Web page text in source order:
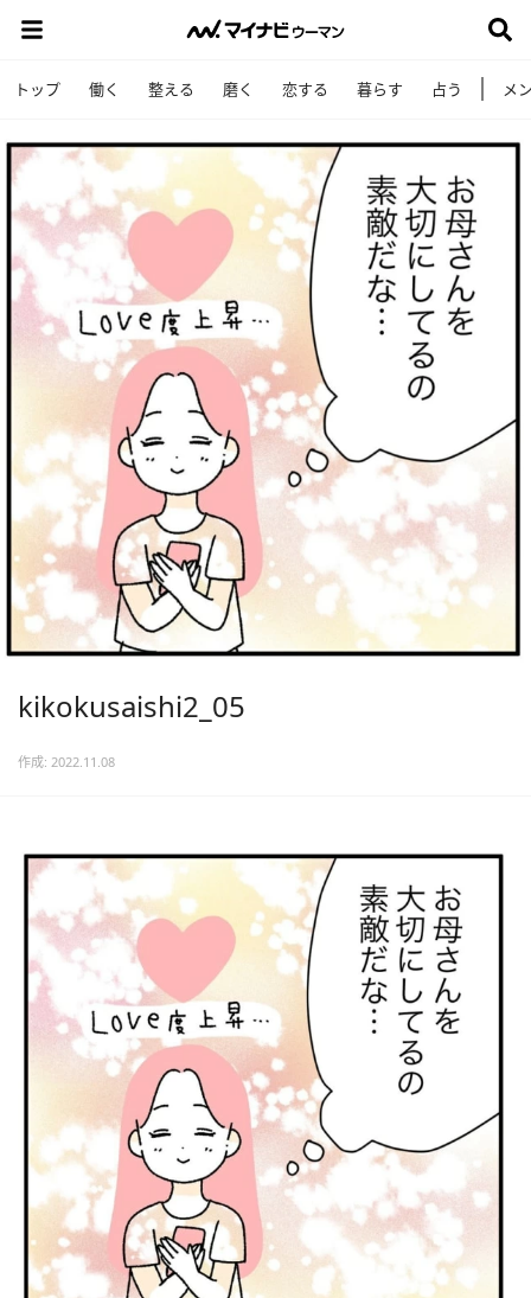
トップ 働く 整える 磨く 恋する 暮らす 占う メ
kikokusaishi2_05
作成: 2022.11.08